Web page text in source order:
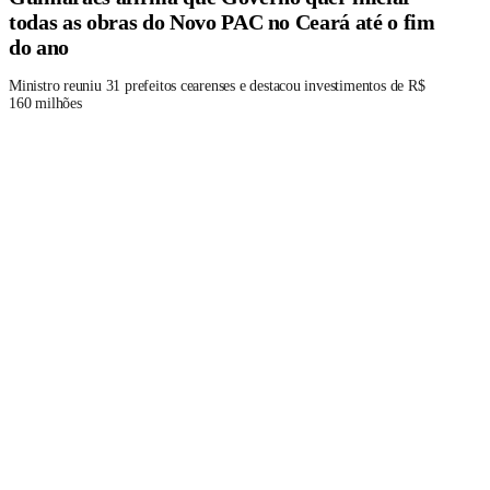
todas as obras do Novo PAC no Ceará até o fim
do ano
Ministro reuniu 31 prefeitos cearenses e destacou investimentos de R$
160 milhões